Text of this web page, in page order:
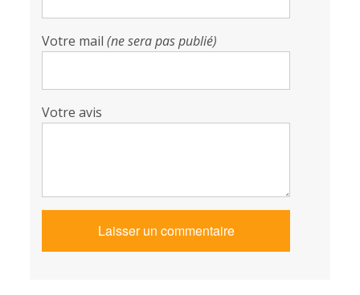
Votre mail(ne sera pas publié)
Votre avis